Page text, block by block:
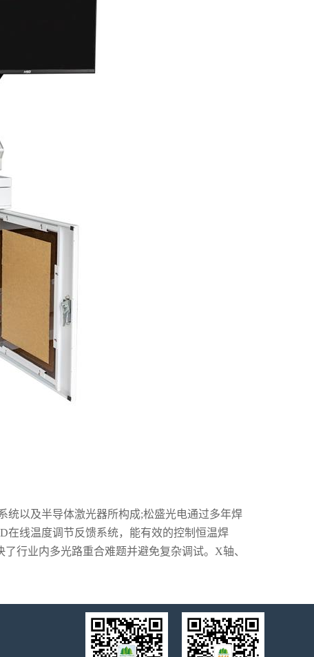
统以及半导体激光器所构成;松盛光电通过多年焊
在线温度调节反馈系统，能有效的控制恒温焊
行业内多光路重合难题并避免复杂调试。X轴、